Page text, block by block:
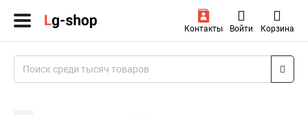
Контакты Войти Корзина